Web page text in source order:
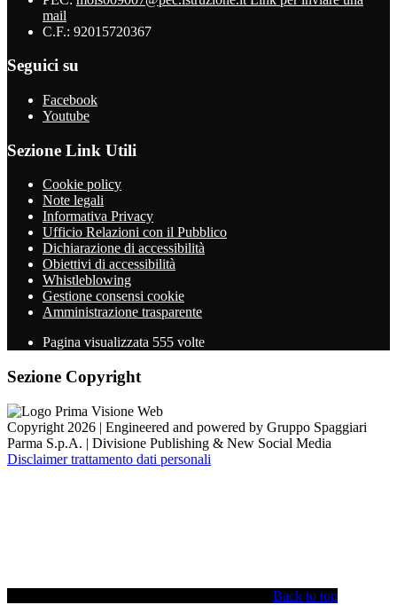
mail
C.F.: 92015720367
Seguici su
Facebook
Youtube
Sezione Link Utili
Cookie policy
Note legali
Informativa Privacy
Ufficio Relazioni con il Pubblico
Dichiarazione di accessibilità
Obiettivi di accessibilità
Whistleblowing
Gestione consensi cookie
Amministrazione trasparente
Pagina visualizzata 555 volte
Sezione Copyright
Copyright 2026 | Engineered and powered by Gruppo Spaggiari
Parma S.p.A. | Divisione Publishing & New Social Media
Disclaimer trattamento dati personali
Back to top